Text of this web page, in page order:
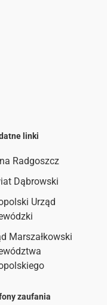
linki
Radgoszcz
Dąbrowski
Urząd
Marszałkowski
zaufania